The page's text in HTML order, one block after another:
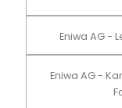
Eniwa AG -
Eniwa AG -